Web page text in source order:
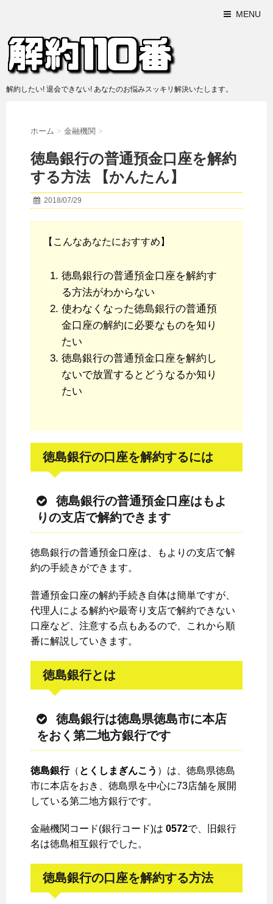
MENU
解約したい! 退会できない! あなたのお悩みスッキリ解決いたします。
ホーム > 金融機関 >
徳島銀行の普通預金口座を解約
する方法 【かんたん】
2018/07/29
【こんなあなたにおすすめ】
徳島銀行の普通預金口座を解約す
る方法がわからない
使わなくなった徳島銀行の普通預
金口座の解約に必要なものを知り
たい
徳島銀行の普通預金口座を解約し
ないで放置するとどうなるか知り
たい
徳島銀行の口座を解約するには
徳島銀行の普通預金口座はもよ
りの支店で解約できます
徳島銀行の普通預金口座は、もよりの支店で解
約の手続きができます。
普通預金口座の解約手続き自体は簡単ですが、
代理人による解約や最寄り支店で解約できない
口座など、注意する点もあるので、これから順
番に解説していきます。
徳島銀行とは
徳島銀行は徳島県徳島市に本店
をおく第二地方銀行です
徳島銀行（ とくしまぎんこう ）は、徳島県徳島
市に本店をおき、徳島県を中心に73店舗を展開
している第二地方銀行です。
金融機関コード(銀行コード)は 0572で、旧銀行
名は徳島相互銀行でした。
徳島銀行の口座を解約する方法